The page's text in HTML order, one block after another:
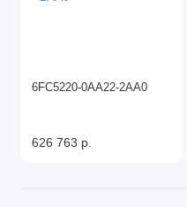
6FC5220-0AA22-2AA0
626 763 р.